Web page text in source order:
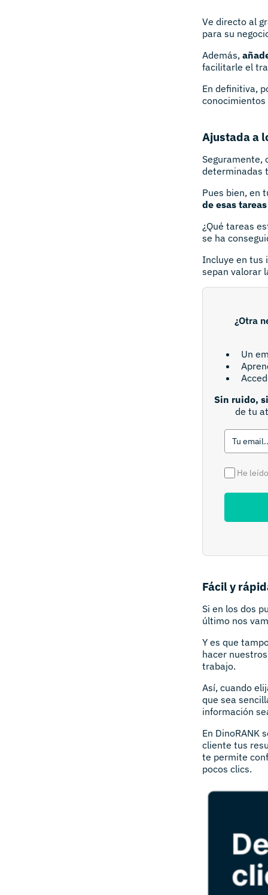
Ve directo al
para su
Además,
facilitarle el
En definitiva,
conocimientos
Ajustada a
Seguramente,
determinadas
Pues bien, en
de esas
¿Qué tareas
se ha
Incluye en tus
sepan valorar
¿Otra
Un
Sin ruido,
de tu
He
Fácil y
Si en los dos
último nos
Y es que
hacer
trabajo.
Así, cuando
que sea
información
En DinoRANK
cliente tus
te permite
pocos clics.